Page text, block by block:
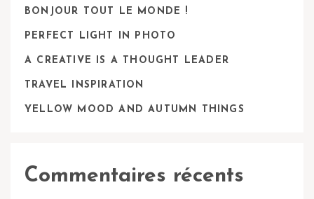
BONJOUR TOUT LE MONDE !
PERFECT LIGHT IN PHOTO
A CREATIVE IS A THOUGHT LEADER
TRAVEL INSPIRATION
YELLOW MOOD AND AUTUMN THINGS
Commentaires récents